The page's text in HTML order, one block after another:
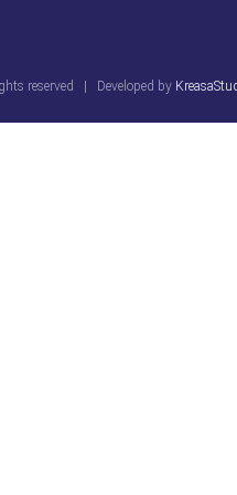
reserved | Developed by